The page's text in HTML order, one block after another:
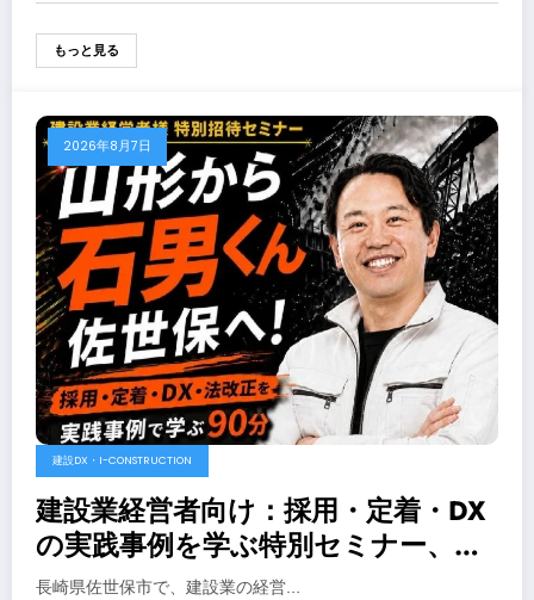
もっと見る
2026年8月7日
建設DX・I-CONSTRUCTION
建設業経営者向け：採用・定着・DX
の実践事例を学ぶ特別セミナー、人
気YouTuber石男くん登壇
長崎県佐世保市で、建設業の経営…